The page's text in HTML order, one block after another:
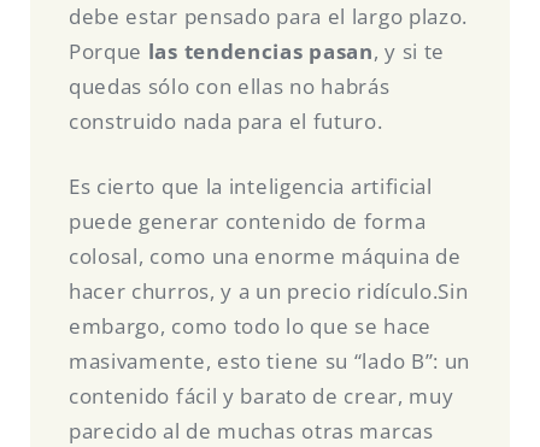
debe estar pensado para el largo plazo.
Porque las tendencias pasan, y si te
quedas sólo con ellas no habrás
construido nada para el futuro.
Es cierto que la inteligencia artificial
puede generar contenido de forma
colosal, como una enorme máquina de
hacer churros, y a un precio ridículo.Sin
embargo, como todo lo que se hace
masivamente, esto tiene su “lado B”: un
contenido fácil y barato de crear, muy
parecido al de muchas otras marcas